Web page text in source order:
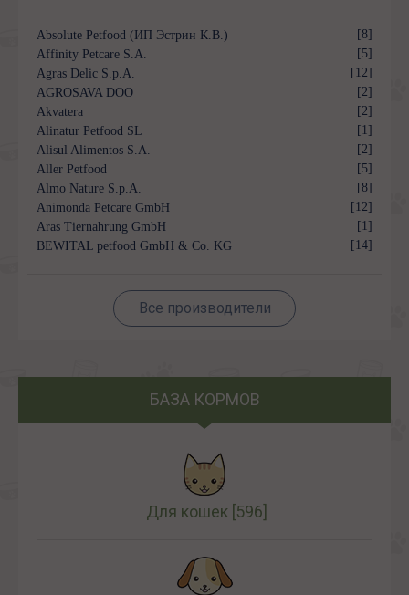
Absolute Petfood (ИП Эстрин К.В.)
[8]
Affinity Petcare S.A.
[5]
Agras Delic S.p.A.
[12]
AGROSAVA DOO
[2]
Akvatera
[2]
Alinatur Petfood SL
[1]
Alisul Alimentos S.A.
[2]
Aller Petfood
[5]
Almo Nature S.p.A.
[8]
Animonda Petcare GmbH
[12]
Aras Tiernahrung GmbH
[1]
BEWITAL petfood GmbH & Co. KG
[14]
Все производители
БАЗА КОРМОВ
Для кошек [596]